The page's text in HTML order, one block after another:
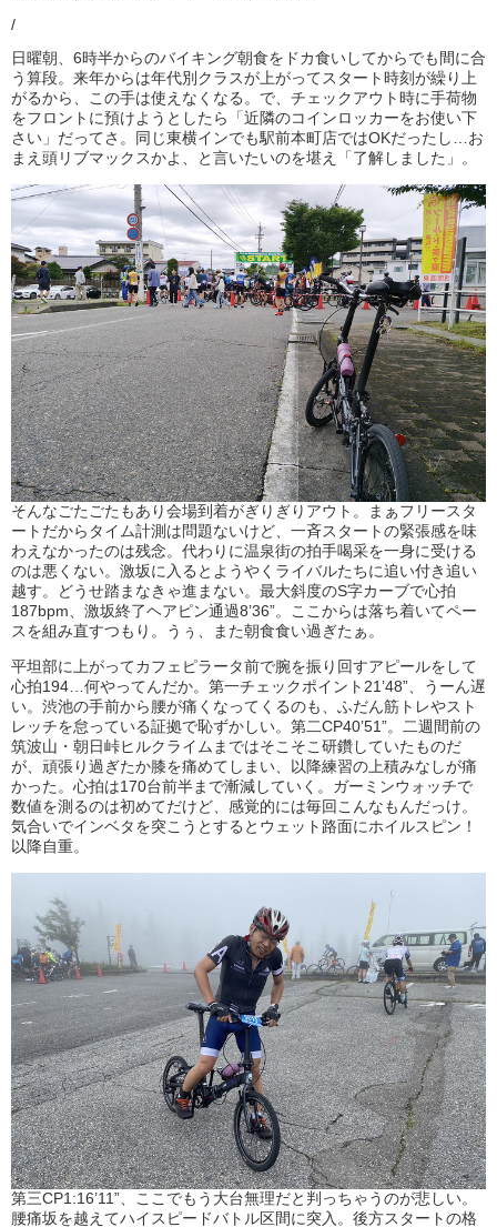
/
日曜朝、6時半からのバイキング朝食をドカ食いしてからでも間に合
う算段。来年からは年代別クラスが上がってスタート時刻が繰り上
がるから、この手は使えなくなる。で、チェックアウト時に手荷物
をフロントに預けようとしたら「近隣のコインロッカーをお使い下
さい」だってさ。同じ東横インでも駅前本町店ではOKだったし…お
まえ頭リブマックスかよ、と言いたいのを堪え「了解しました」。
そんなごたごたもあり会場到着がぎりぎりアウト。まぁフリースタ
ートだからタイム計測は問題ないけど、一斉スタートの緊張感を味
わえなかったのは残念。代わりに温泉街の拍手喝采を一身に受ける
のは悪くない。激坂に入るとようやくライバルたちに追い付き追い
越す。どうせ踏まなきゃ進まない。最大斜度のS字カーブで心拍
187bpm、激坂終了ヘアピン通過8’36”。ここからは落ち着いてペー
スを組み直すつもり。うぅ、また朝食食い過ぎたぁ。
平坦部に上がってカフェピラータ前で腕を振り回すアピールをして
心拍194…何やってんだか。第一チェックポイント21’48”、うーん遅
い。渋池の手前から腰が痛くなってくるのも、ふだん筋トレやスト
レッチを怠っている証拠で恥ずかしい。第二CP40’51”。二週間前の
筑波山・朝日峠ヒルクライムまではそこそこ研鑽していたものだ
が、頑張り過ぎたか膝を痛めてしまい、以降練習の上積みなしが痛
かった。心拍は170台前半まで漸減していく。ガーミンウォッチで
数値を測るのは初めてだけど、感覚的には毎回こんなもんだっけ。
気合いでインベタを突こうとするとウェット路面にホイルスピン！
以降自重。
第三CP1:16’11”、ここでもう大台無理だと判っちゃうのが悲しい。
腰痛坂を越えてハイスピードバトル区間に突入。後方スタートの格